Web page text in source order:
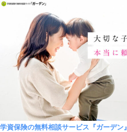
学資保険の無料相談サービス『ガーデン』